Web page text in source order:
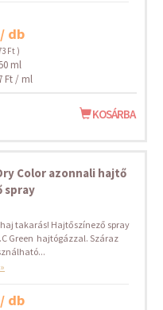
db
Ft )
ml
Ft / ml
KOSÁRBA
Color azonnali hajtő
spray
haj takarás! Hajtőszínező spray
Green hajtógázzal. Száraz
db